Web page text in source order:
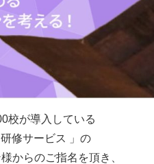
校が導入している
修サービス 」の
からのご指名を頂き、